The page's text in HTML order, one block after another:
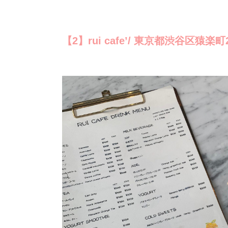
【2】rui cafe’/ 東京都渋谷区猿楽町